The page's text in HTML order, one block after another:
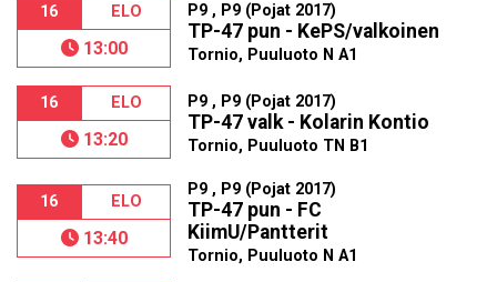
16 ELO
13:00
P9 , P9 (Pojat 2017)
TP-47 pun - KePS/valkoinen
Tornio, Puuluoto N A1
16 ELO
13:20
P9 , P9 (Pojat 2017)
TP-47 valk - Kolarin Kontio
Tornio, Puuluoto TN B1
16 ELO
13:40
P9 , P9 (Pojat 2017)
TP-47 pun - FC
KiimU/Pantterit
Tornio, Puuluoto N A1